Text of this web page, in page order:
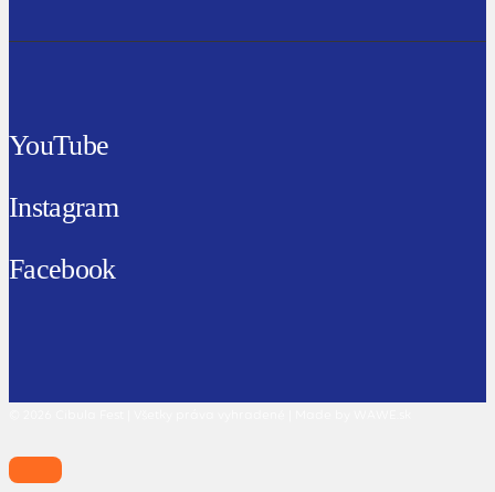
YouTube
Instagram
Facebook